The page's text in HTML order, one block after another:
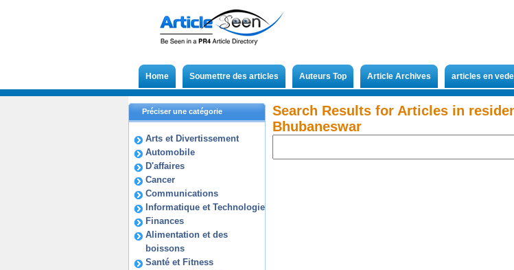
Home Soumettre des articles Auteurs Top Article Archives articles en
Préciser une catégorie
Arts et Divertissement
Automobile
D'affaires
Cancer
Communications
Informatique et Technologie
Finances
Alimentation et des
boissons
Santé et Fitness
Search Results for Articles in
Bhubaneswar